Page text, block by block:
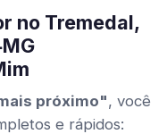
no Tremedal,
próximo", você
e rápidos: